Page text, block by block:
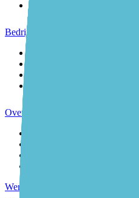
Bedrijven
Over ons
Werken bij